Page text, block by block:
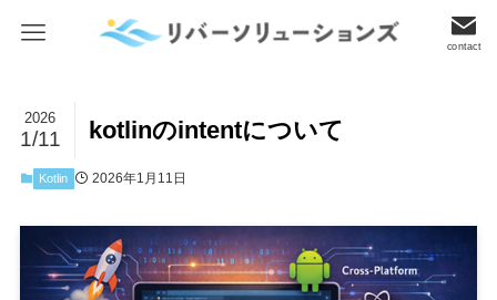
contact
kotlinのintentについて
2026
1/11
Kotlin 2026年1月11日